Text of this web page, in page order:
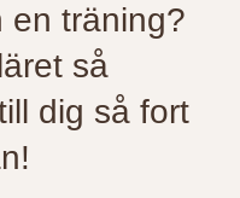
en träning?
så
dig så fort